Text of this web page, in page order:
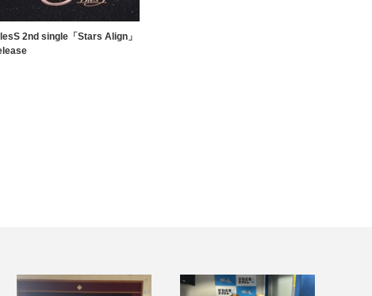
2nd single「Stars Align」